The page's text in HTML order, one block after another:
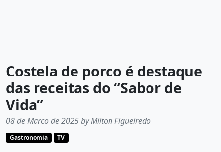
Costela de porco é destaque
das receitas do “Sabor de
Vida”
08 de Marco de 2025 by Milton Figueiredo
Gastronomia TV